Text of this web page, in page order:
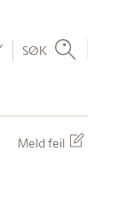
SØK
Meld feil